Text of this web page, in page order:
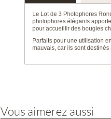
Le Lot de 3 Photophores
photophores élégants
pour accueillir des bougies
Parfaits pour une utilisation
mauvais, car ils sont
Vous aimerez aussi